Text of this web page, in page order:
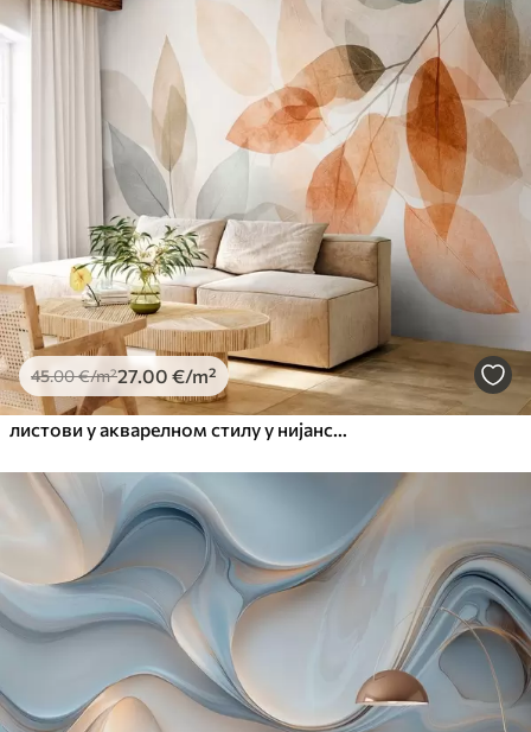
45.00€/m²27.00 €/m²